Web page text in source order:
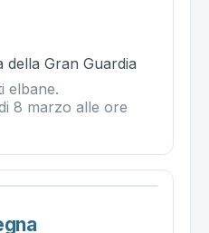
Gran Guardia
elbane.
8 marzo alle ore